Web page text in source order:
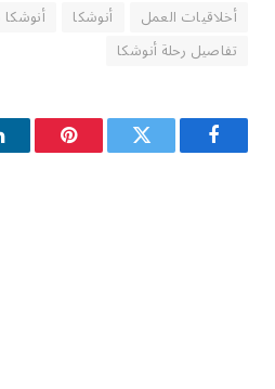
أخلاقيات العمل أنوشكا
تفاصيل رحلة أنوشكا
فيسبوك تويتر